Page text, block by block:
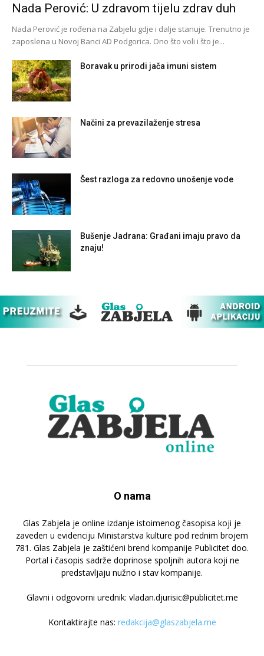
Nada Perović: U zdravom tijelu zdrav duh
Nada Perović je rođena na Zabjelu gdje i dalje stanuje. Trenutno je
zaposlena u Novoj Banci AD Podgorica. Ono što voli i što je...
Boravak u prirodi jača imuni sistem
Načini za prevazilaženje stresa
Šest razloga za redovno unošenje vode
Bušenje Jadrana: Građani imaju pravo da
znaju!
O nama
Glas Zabjela je online izdanje istoimenog časopisa koji je
zaveden u evidenciju Ministarstva kulture pod rednim brojem
781. Glas Zabjela je zaštićeni brend kompanije Publicitet doo.
Portal i časopis sadrže doprinose spoljnih autora koji ne
predstavljaju nužno i stav kompanije.
Glavni i odgovorni urednik: vladan.djurisic@publicitet.me
Kontaktirajte nas: redakcija@glaszabjela.me